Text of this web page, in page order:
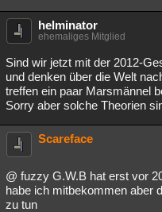
weitere Rubriken
Philosophie Träume
Astronomie Helpdesk
Musik Clash
Übersichten
Besucht
Lesenswert Schlüsselwörter
helminator
ehemaliges Mitglied
Sind wir jetzt mit der 2012-
und denken über die Welt
treffen ein paar Marsmännel
Sorry aber solche Theorien
Scareface
@ fuzzy G.W.B hat erst vor
habe ich mitbekommen aber
zu tun